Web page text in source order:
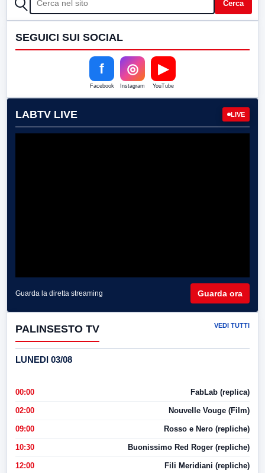
Cerca
SEGUICI SUI SOCIAL
f
Facebook
◎
Instagram
▶
YouTube
LABTV LIVE LIVE
Guarda la diretta streaming Guarda ora
PALINSESTO TV VEDI TUTTI
LUNEDI 03/08
00:00 FabLab (replica)
02:00 Nouvelle Vouge (Film)
09:00 Rosso e Nero (repliche)
10:30 Buonissimo Red Roger (repliche)
12:00 Fili Meridiani (repliche)